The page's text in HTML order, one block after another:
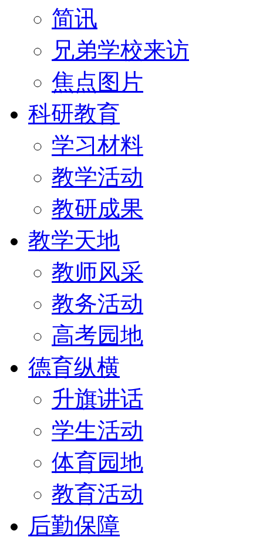
简讯
兄弟学校来访
焦点图片
科研教育
学习材料
教学活动
教研成果
教学天地
教师风采
教务活动
高考园地
德育纵横
升旗讲话
学生活动
体育园地
教育活动
后勤保障